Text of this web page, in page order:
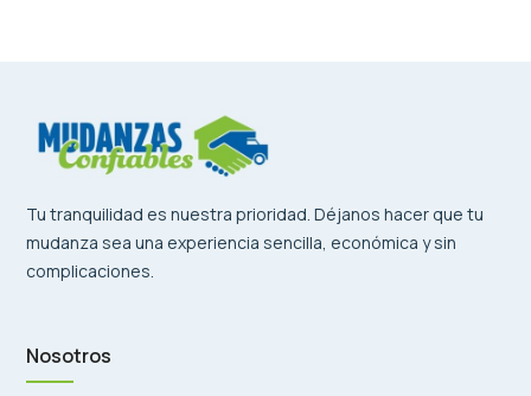
Tu tranquilidad es nuestra prioridad. Déjanos hacer que tu
mudanza sea una experiencia sencilla, económica y sin
complicaciones.
Nosotros